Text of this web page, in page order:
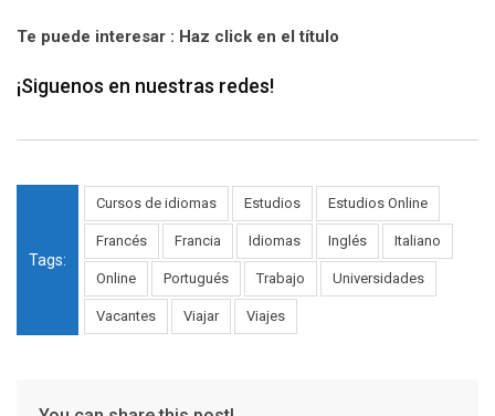
Te puede interesar : Haz click en el título
¡Siguenos en nuestras redes!
Tags:
Cursos de idiomas Estudios Estudios Online
Francés Francia Idiomas Inglés Italiano
Online Portugués Trabajo Universidades
Vacantes Viajar Viajes